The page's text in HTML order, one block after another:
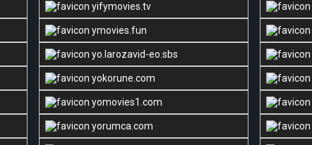
yifymovies.tv
ymovies.fun
yo.larozavid-eo.sbs
yokorune.com
yomovies1.com
yorumca.com